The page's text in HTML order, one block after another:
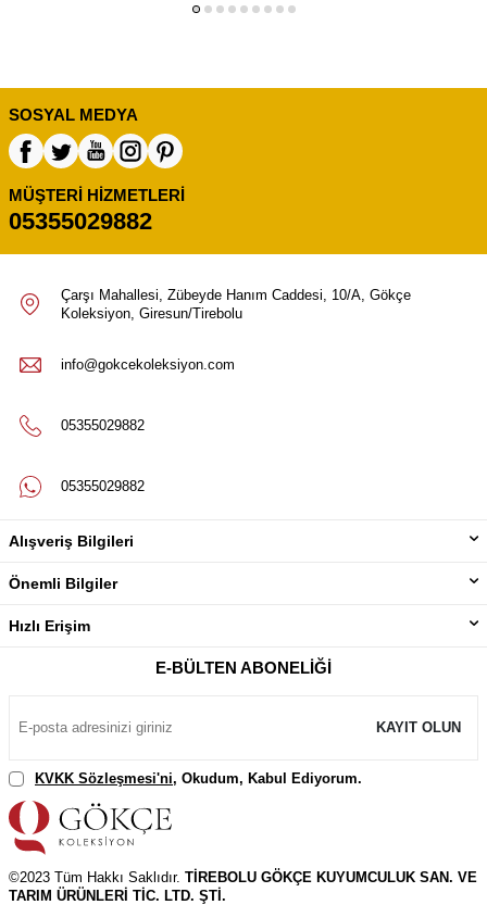
SOSYAL MEDYA
MÜŞTERI HIZMETLERI
05355029882
Çarşı Mahallesi, Zübeyde Hanım Caddesi, 10/A, Gökçe
Koleksiyon, Giresun/Tirebolu
info@gokcekoleksiyon.com
05355029882
05355029882
Alışveriş Bilgileri
Önemli Bilgiler
Hızlı Erişim
E-BÜLTEN ABONELIĞI
KAYIT OLUN
KVKK Sözleşmesi'ni, Okudum, Kabul Ediyorum.
©2023 Tüm Hakkı Saklıdır. TİREBOLU GÖKÇE KUYUMCULUK SAN. VE
TARIM ÜRÜNLERİ TİC. LTD. ŞTİ.